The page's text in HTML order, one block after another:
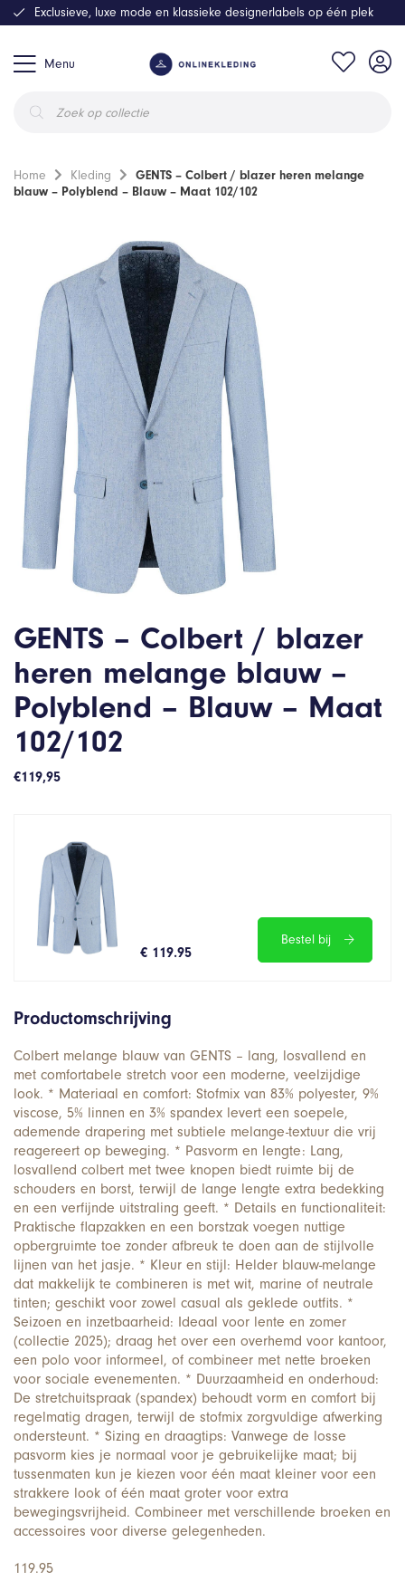
Menu
zoeken
Exclusieve, luxe mode en klassieke designerlabels op één plek
Home Kleding
GENTS – Colbert / blazer heren melange
blauw – Polyblend – Blauw – Maat 102/102
GENTS – Colbert / blazer
heren melange blauw –
Polyblend – Blauw – Maat
102/102
€119,95
€ 119.95
Bestel bij
Productomschrijving
Colbert melange blauw van GENTS – lang, losvallend en
met comfortabele stretch voor een moderne, veelzijdige
look. * Materiaal en comfort: Stofmix van 83% polyester, 9%
viscose, 5% linnen en 3% spandex levert een soepele,
ademende drapering met subtiele melange-textuur die vrij
reagereert op beweging. * Pasvorm en lengte: Lang,
losvallend colbert met twee knopen biedt ruimte bij de
schouders en borst, terwijl de lange lengte extra bedekking
en een verfijnde uitstraling geeft. * Details en functionaliteit:
Praktische flapzakken en een borstzak voegen nuttige
opbergruimte toe zonder afbreuk te doen aan de stijlvolle
lijnen van het jasje. * Kleur en stijl: Helder blauw-melange
dat makkelijk te combineren is met wit, marine of neutrale
tinten; geschikt voor zowel casual als geklede outfits. *
Seizoen en inzetbaarheid: Ideaal voor lente en zomer
(collectie 2025); draag het over een overhemd voor kantoor,
een polo voor informeel, of combineer met nette broeken
voor sociale evenementen. * Duurzaamheid en onderhoud:
De stretchuitspraak (spandex) behoudt vorm en comfort bij
regelmatig dragen, terwijl de stofmix zorgvuldige afwerking
ondersteunt. * Sizing en draagtips: Vanwege de losse
pasvorm kies je normaal voor je gebruikelijke maat; bij
tussenmaten kun je kiezen voor één maat kleiner voor een
strakkere look of één maat groter voor extra
bewegingsvrijheid. Combineer met verschillende broeken en
accessoires voor diverse gelegenheden.
119.95